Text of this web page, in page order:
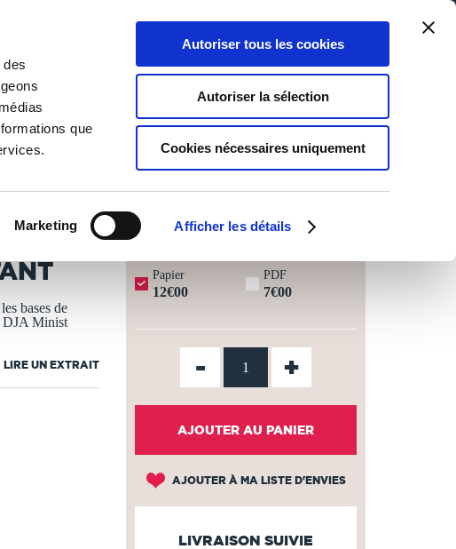
que
Marketing Afficher les détails
Autoriser tous les cookies
Autoriser la sélection
Cookies nécessaires uniquement
0
Panier
0
Ma liste
Connexion
3 À 5 JOURS OUVRÉS ⏱️
bases de
DJA Minist
LIRE UN EXTRAIT
Papier
12€00
PDF
7€00
- +
AJOUTER AU PANIER
AJOUTER À MA LISTE D'ENVIES
LIVRAISON SUIVIE